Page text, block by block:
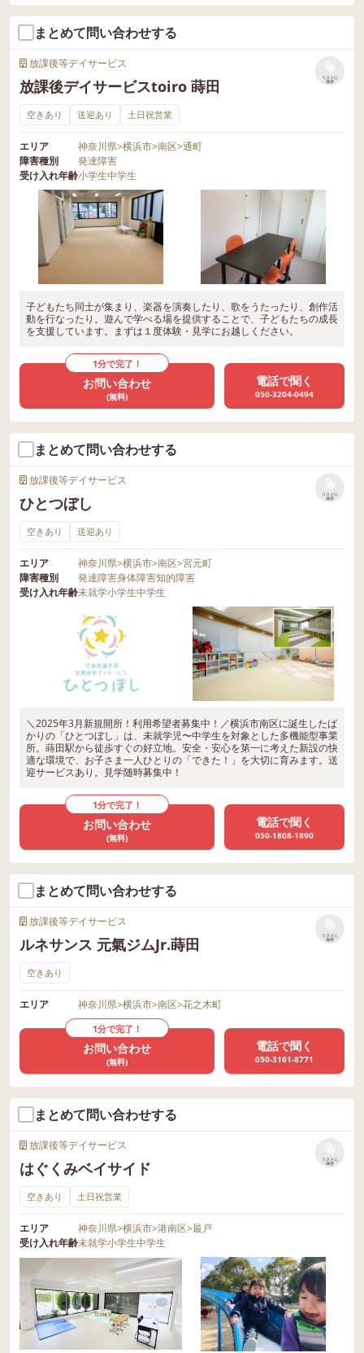
まとめて問い合わせする
放課後等デイサービス
放課後デイサービスtoiro 蒔田
リストに
保存
空きあり 送迎あり 土日祝営業
エリア 神奈川県>横浜市>南区>通町
障害種別
発達障害
受け入れ年齢小学生中学生
子どもたち同士が集まり、楽器を演奏したり、歌をうたったり、創作活
動を行なったり。遊んで学べる場を提供することで、子どもたちの成長
を支援しています。まずは１度体験・見学にお越しください。
1分で完了！
お問い合わせ
(無料)
電話で聞く
050-3204-0494
まとめて問い合わせする
放課後等デイサービス
ひとつぼし
リストに
保存
空きあり 送迎あり
エリア 神奈川県>横浜市>南区>宮元町
障害種別
発達障害身体障害知的障害
受け入れ年齢未就学小学生中学生
＼2025年3月新規開所！利用希望者募集中！／横浜市南区に誕生したば
かりの「ひとつぼし」は、未就学児〜中学生を対象とした多機能型事業
所。蒔田駅から徒歩すぐの好立地。安全・安心を第一に考えた新設の快
適な環境で、お子さま一人ひとりの「できた！」を大切に育みます。送
迎サービスあり。見学随時募集中！
1分で完了！
お問い合わせ
(無料)
電話で聞く
050-1808-1890
まとめて問い合わせする
放課後等デイサービス
ルネサンス 元氣ジムJr.蒔田
リストに
保存
空きあり
エリア 神奈川県>横浜市>南区>花之木町
1分で完了！
お問い合わせ
(無料)
電話で聞く
050-3161-8771
まとめて問い合わせする
放課後等デイサービス
はぐくみベイサイド
リストに
保存
空きあり 土日祝営業
エリア 神奈川県>横浜市>港南区>最戸
受け入れ年齢未就学小学生中学生